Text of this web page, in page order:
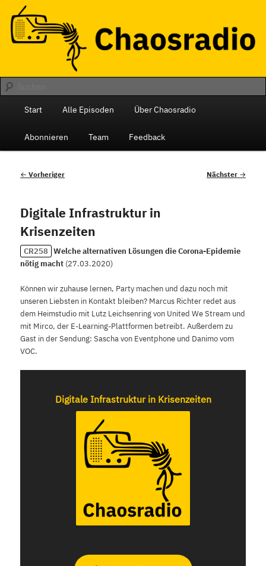
primären
Inhalt
springenChaosradio
Das monatliche Radio des Chaos Computer Club Berlin
Start Alle Episoden Über Chaosradio
Abonnieren Team Feedback
Beitragsnavigation
← Vorheriger Nächster →
Digitale Infrastruktur in
Krisenzeiten
CR258 Welche alternativen Lösungen die Corona-Epidemie
nötig macht (27.03.2020)
Können wir zuhause lernen, Party machen und dazu noch mit
unseren Liebsten in Kontakt bleiben? Marcus Richter redet aus
dem Heimstudio mit Lutz Leichsenring von United We Stream und
mit Mirco, der E-Learning-Plattformen betreibt. Außerdem zu
Gast in der Sendung: Sascha von Eventphone und Danimo vom
VOC.